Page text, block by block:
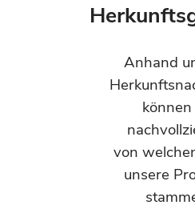
Anhand
können
von
unsere